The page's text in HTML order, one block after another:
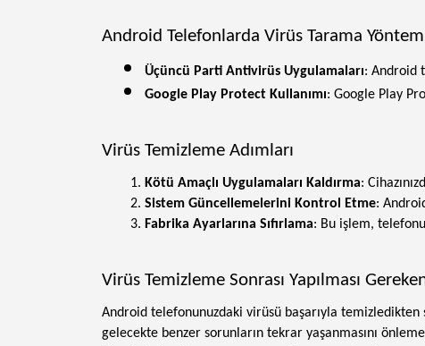
Android Telefonlarda Virüs Tarama
Üçüncü Parti Antivirüs Uygulamaları: Android
Google Play Protect Kullanımı: Google Play
Virüs Temizleme Adımları
Kötü Amaçlı Uygulamaları Kaldırma:
Sistem Güncellemelerini Kontrol Etme:
Fabrika Ayarlarına Sıfırlama: Bu işlem,
Virüs Temizleme Sonrası Yapılması
Android telefonunuzdaki virüsü başarıyla temizledikten
gelecekte benzer sorunların tekrar yaşanmasını